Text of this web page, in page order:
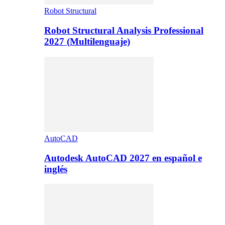
Robot Structural
Robot Structural Analysis Professional
2027 (Multilenguaje)
AutoCAD
Autodesk AutoCAD 2027 en español e
inglés